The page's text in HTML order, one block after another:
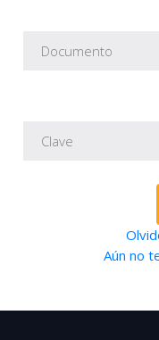
Aún no